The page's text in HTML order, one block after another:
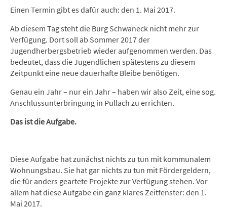
Einen Termin gibt es dafür auch: den 1. Mai 2017.
Ab diesem Tag steht die Burg Schwaneck nicht mehr zur
Verfügung. Dort soll ab Sommer 2017 der
Jugendherbergsbetrieb wieder aufgenommen werden. Das
bedeutet, dass die Jugendlichen spätestens zu diesem
Zeitpunkt eine neue dauerhafte Bleibe benötigen.
Genau ein Jahr – nur ein Jahr – haben wir also Zeit, eine sog.
Anschlussunterbringung in Pullach zu errichten.
Das ist die Aufgabe.
Diese Aufgabe hat zunächst nichts zu tun mit kommunalem
Wohnungsbau. Sie hat gar nichts zu tun mit Fördergeldern,
die für anders geartete Projekte zur Verfügung stehen. Vor
allem hat diese Aufgabe ein ganz klares Zeitfenster: den 1.
Mai 2017.